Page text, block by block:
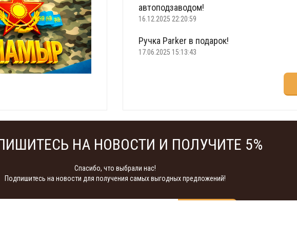
автоподзаводом!
16.12.2025 22:20:59
Ручка Parker в подарок!
17.06.2025 15:13:43
НА НОВОСТИ И ПОЛУЧИТЕ 5%
Спасибо, что выбрали нас!
Подпишитесь на новости для получения самых выгодных предложений!